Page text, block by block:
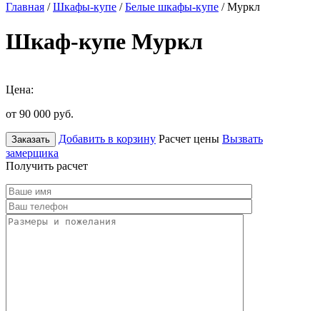
Главная /Шкафы-купе /Белые шкафы-купе / Муркл
Шкаф-купе Муркл
Цена:
от 90 000 руб.
Заказать Добавить в корзину Расчет цены Вызвать
замерщика
Получить расчет